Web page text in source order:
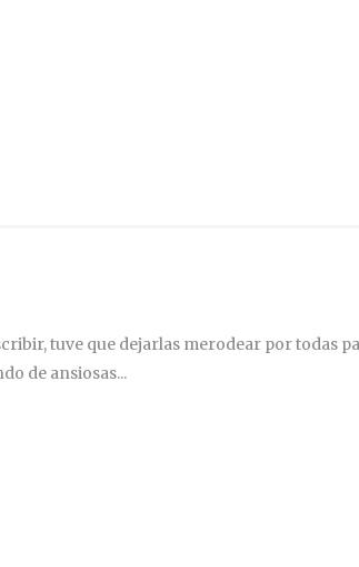
tuve que dejarlas merodear por todas
de ansiosas...